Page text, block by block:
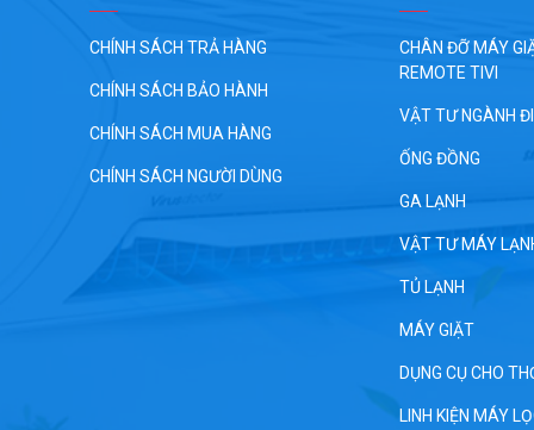
CHÍNH SÁCH TRẢ HÀNG
CHÍNH SÁCH BẢO HÀNH
CHÍNH SÁCH MUA HÀNG
CHÍNH SÁCH NGƯỜI DÙNG
CHÂN ĐỠ MÁY
REMOTE TIVI
VẬT TƯ NGÀNH
ỐNG ĐỒNG
GA LẠNH
VẬT TƯ MÁY
TỦ LẠNH
MÁY GIẶT
DỤNG CỤ CHO
LINH KIỆN MÁY